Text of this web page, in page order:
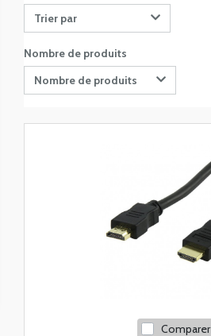
Trier par
Nombre de produits
Nombre de produits
Comparer